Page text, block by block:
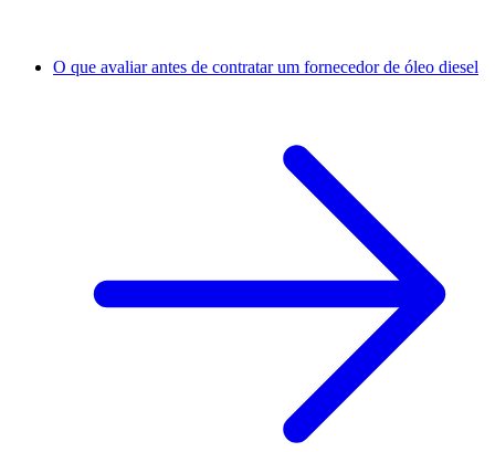
O que avaliar antes de contratar um fornecedor de óleo diesel